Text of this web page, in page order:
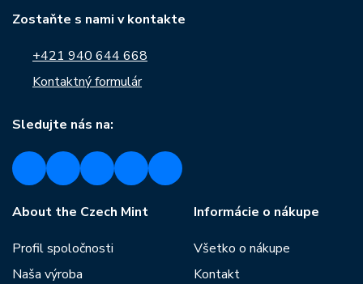
Zostaňte s nami v kontakte
+421 940 644 668
Kontaktný formulár
Sledujte nás na:
About the Czech Mint
Profil spoločnosti
Naša výroba
Informácie o nákupe
Všetko o nákupe
Kontakt